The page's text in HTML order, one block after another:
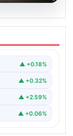
▲ +0.18%
▲ +0.32%
▲ +2.59%
▲ +0.06%